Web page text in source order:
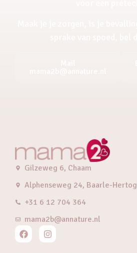
Gilzeweg 6, Chaam
Alphenseweg 24, Baarle-Hertog
+31 6 12 704 364
mama2b@annature.nl